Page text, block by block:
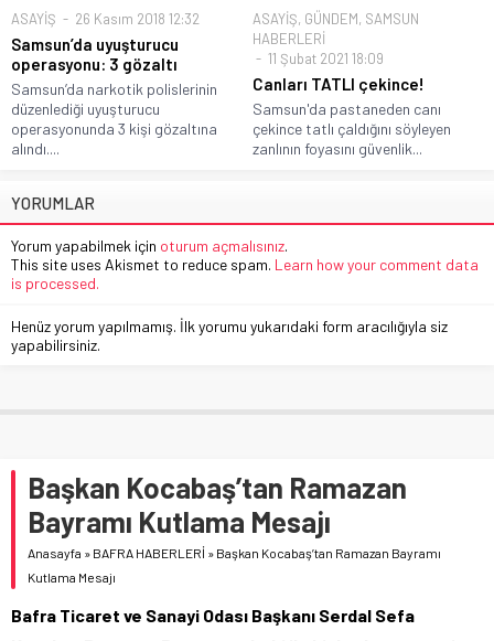
ASAYİŞ 26 Kasım 2018 12:32
Samsun’da uyuşturucu
operasyonu: 3 gözaltı
Samsun’da narkotik polislerinin
düzenlediği uyuşturucu
operasyonunda 3 kişi gözaltına
alındı....
ASAYİŞ, GÜNDEM, SAMSUN
HABERLERİ
11 Şubat 2021 18:09
Canları TATLI çekince!
Samsun'da pastaneden canı
çekince tatlı çaldığını söyleyen
zanlının foyasını güvenlik...
YORUMLAR
Yorum yapabilmek için oturum açmalısınız.
This site uses Akismet to reduce spam. Learn how your comment data
is processed.
Henüz yorum yapılmamış. İlk yorumu yukarıdaki form aracılığıyla siz
yapabilirsiniz.
Başkan Kocabaş’tan Ramazan
Bayramı Kutlama Mesajı
Anasayfa » BAFRA HABERLERİ » Başkan Kocabaş’tan Ramazan Bayramı
Kutlama Mesajı
Bafra Ticaret ve Sanayi Odası Başkanı Serdal Sefa